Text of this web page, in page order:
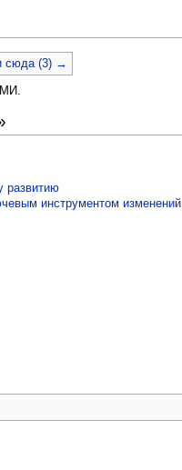
сюда (3) →
развитию
инструментом изменений